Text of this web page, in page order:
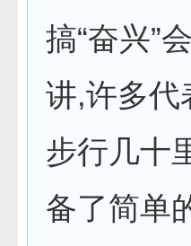
搞“奋兴”
讲,许多代
步行几十
备了简单